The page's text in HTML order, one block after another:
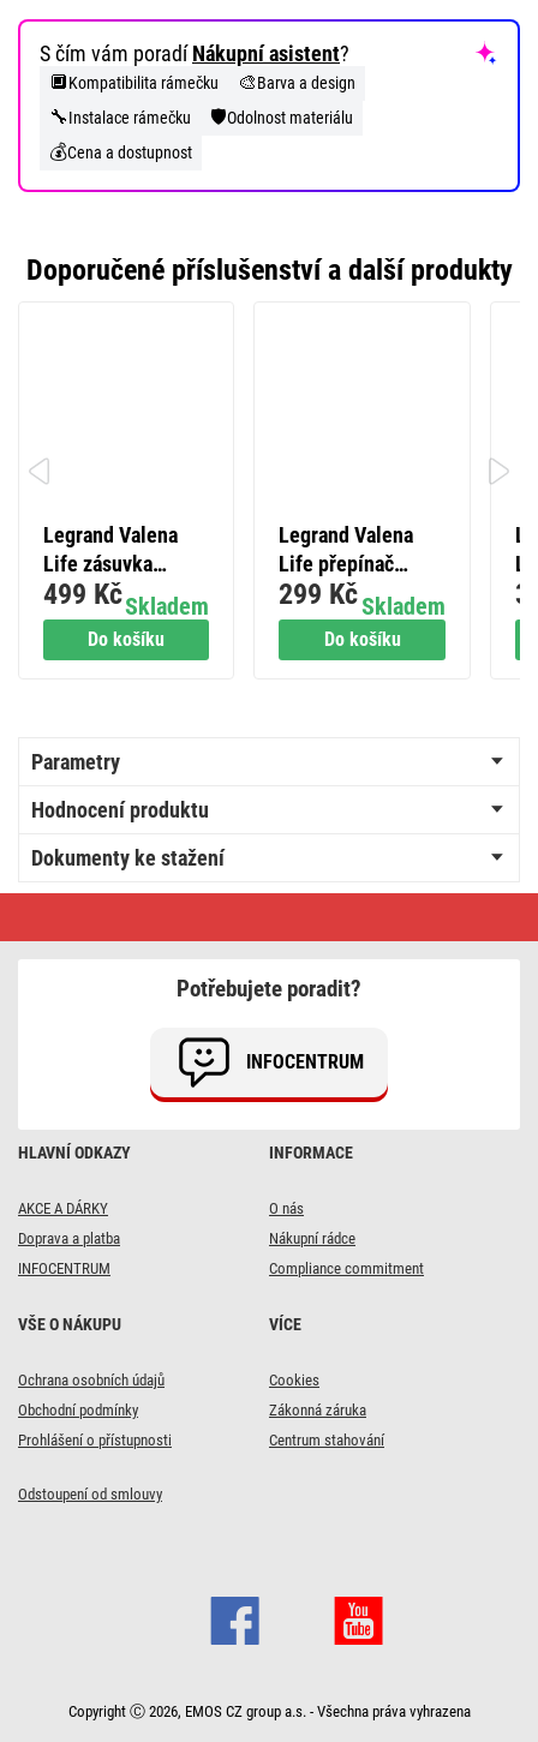
S čím vám poradíNákupní asistent?
🔲Kompatibilita rámečku 🎨Barva a design
🔧Instalace rámečku 🛡️Odolnost materiálu
💰Cena a dostupnost
Doporučené příslušenství a další produkty
Do košíku
Legrand Valena
Life zásuvka
dvojnásobná, černá
Skladem
499 Kč
Do košíku
Legrand Valena
Life přepínač
sériový č. 5, černá
Skladem
299 Kč
Parametry
Hodnocení produktu
Dokumenty ke stažení
Life
HLAVNÍ ODKAZY
AKCE A DÁRKY
Doprava a platba
INFOCENTRUM
INFORMACE
O nás
Nákupní rádce
Compliance commitment
VŠE O NÁKUPU
Ochrana osobních údajů
Obchodní podmínky
Prohlášení o přístupnosti
VÍCE
Cookies
Zákonná záruka
Centrum stahování
Odstoupení od smlouvy
Potřebujete poradit?
INFOCENTRUM
Copyright Ⓒ 2026, EMOS CZ group a.s. - Všechna práva vyhrazena